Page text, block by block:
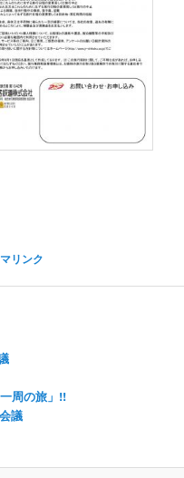
リンク
周の旅」!!
議